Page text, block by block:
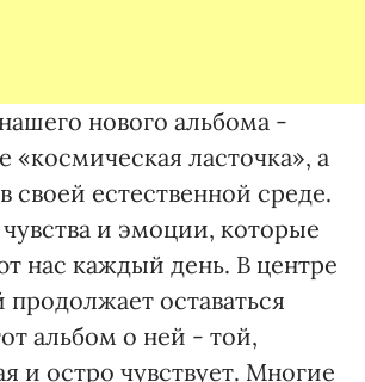
нового альбома -
«космическая ласточка», а
своей естественной среде.
и эмоции, которые
нас каждый день. В центре
продолжает оставаться
альбом о ней - той,
и остро чувствует. Многие